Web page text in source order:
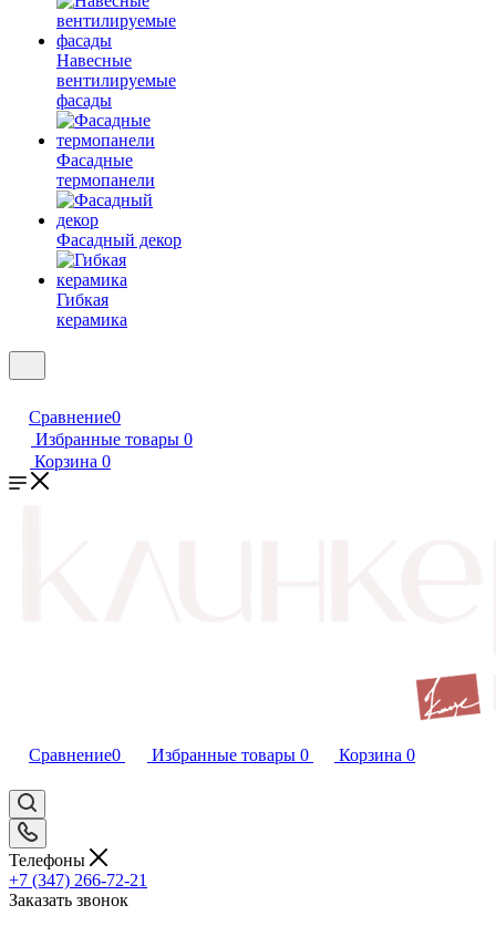
Навесные
вентилируемые
фасады
Фасадные
термопанели
Фасадный декор
Гибкая
керамика
Сравнение0
Избранные товары 0
Корзина 0
Сравнение0 Избранные товары 0 Корзина 0
Телефоны
+7 (347) 266-72-21
Заказать звонок